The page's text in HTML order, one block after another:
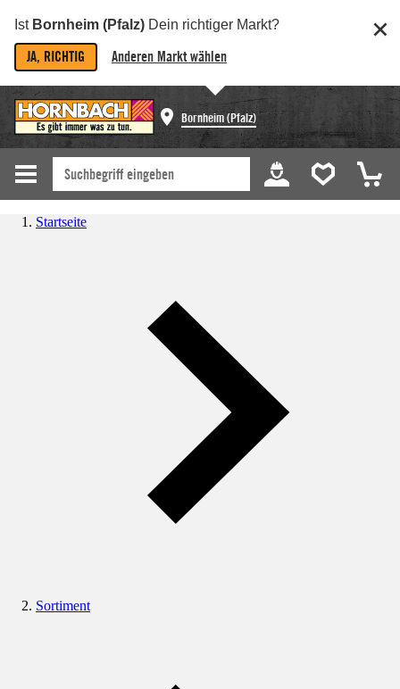
Ist Bornheim (Pfalz) Dein richtiger Markt?
JA, RICHTIG Anderen Markt wählen
Bornheim (Pfalz)
Startseite
Sortiment